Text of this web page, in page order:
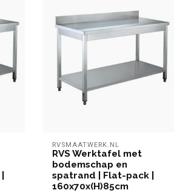
RVSMAATWERK.NL
RVS Werktafel met
bodemschap en
spatrand | Flat-pack |
160x70x(H)85cm